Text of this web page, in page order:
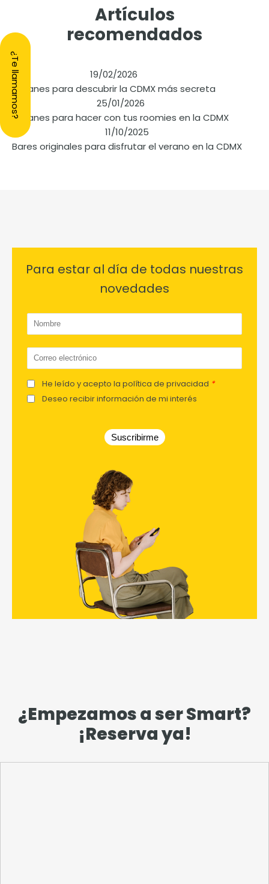
Artículos
recomendados
19/02/2026
6 planes para descubrir la CDMX más secreta
25/01/2026
7 planes para hacer con tus roomies en la CDMX
11/10/2025
Bares originales para disfrutar el verano en la CDMX
Para estar al día de todas nuestras
novedades
He leído y acepto la política de privacidad *
Deseo recibir información de mi interés
Suscribirme
¿Empezamos a ser Smart?
¡Reserva ya!
¿Te llamamos?